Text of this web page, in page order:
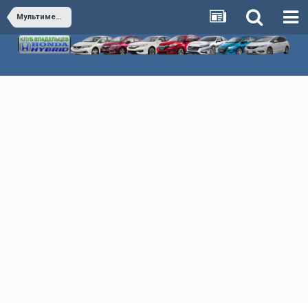
Мультимедиа & Автозвук & Электроника & Сигнализация